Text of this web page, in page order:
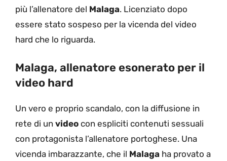
più l’allenatore del Malaga. Licenziato dopo
essere stato sospeso per la vicenda del video
hard che lo riguarda.
Malaga, allenatore esonerato per il
video hard
Un vero e proprio scandalo, con la diffusione in
rete di un video con espliciti contenuti sessuali
con protagonista l’allenatore portoghese. Una
vicenda imbarazzante, che il Malaga ha provato a